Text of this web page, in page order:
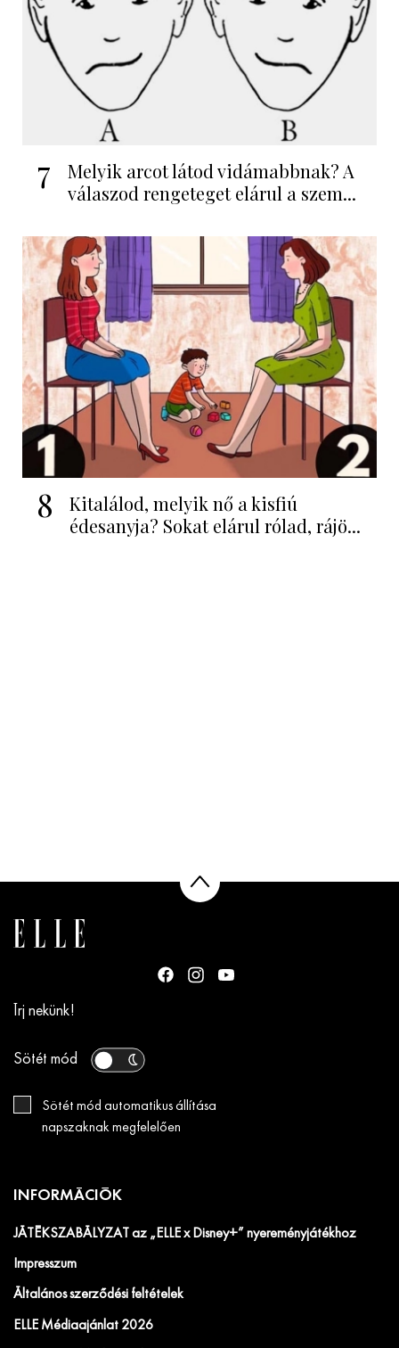
7
Melyik arcot látod vidámabbnak? A
válaszod rengeteget elárul a szem...
8
Kitalálod, melyik nő a kisfiú
édesanyja? Sokat elárul rólad, rájö...
Írj nekünk!
Sötét mód
Sötét mód automatikus állítása
napszaknak megfelelően
INFORMÁCIÓK
JÁTÉKSZABÁLYZAT az „ELLE x Disney+” nyereményjátékhoz
Impresszum
Általános szerződési feltételek
ELLE Médiaajánlat 2026